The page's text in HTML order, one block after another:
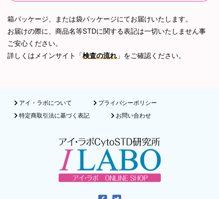
箱パッケージ、または袋パッケージにてお届けいたします。
お届けの際に、商品名等STDに関する表記は一切いたしません事
ご安心ください。
詳しくはメインサイト「検査の流れ」をご確認ください。
アイ・ラボについて
プライバシーポリシー
特定商取引法に基づく表記
お問い合わせ